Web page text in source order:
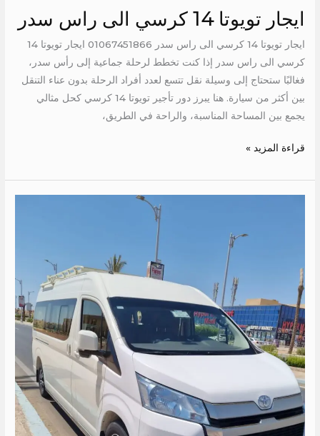
ايجار تويوتا 14 كرسي الى راس سدر
ايجار تويوتا 14 كرسي الى راس سدر 01067451866 ايجار تويوتا 14
كرسي الى راس سدر إذا كنت تخطط لرحلة جماعية إلى رأس سدر،
فغالبًا ستحتاج إلى وسيلة نقل تتسع لعدد أفراد الرحلة بدون عناء التنقل
بين أكثر من سيارة. هنا يبرز دور تأجير تويوتا 14 كرسي كحل مثالي
يجمع بين المساحة المناسبة، والراحة في الطريق،
قراءة المزيد »
الجديدة